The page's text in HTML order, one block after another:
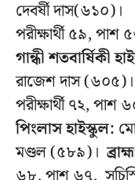
দেবর্ষী
পরীক্ষার্থী ৫৯,
গান্ধী শতবার্ষিকী
রাজেশ দাস
পরীক্ষার্থী ৭২,
পিংলাস হাইস্কুল:
মণ্ডল (৫৮৯)।